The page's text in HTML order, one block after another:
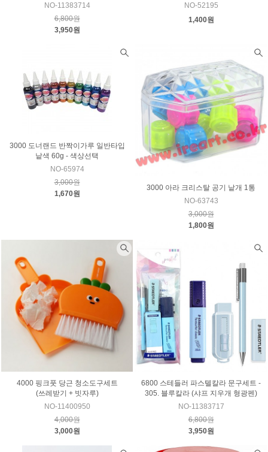
NO-11383714
6,800원
3,950원
NO-52195
1,400원
3000 도너랜드 반짝이가루 일반타입
낱색 60g - 색상선택
NO-65974
3,000원
1,670원
3000 아라 크리스탈 공기 낱개 1통
NO-63743
3,000원
1,800원
4000 핑크풋 당근 청소도구세트
(쓰레받기 + 빗자루)
NO-11400950
4,000원
3,000원
6800 스테들러 파스텔칼라 문구세트 -
305. 블루칼라 (샤프 지우개 형광펜)
NO-11383717
6,800원
3,950원